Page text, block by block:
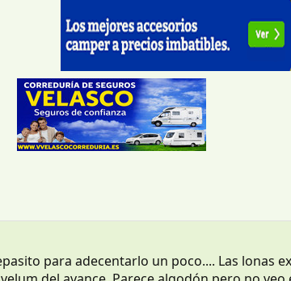
para adecentarlo un poco.... Las lonas